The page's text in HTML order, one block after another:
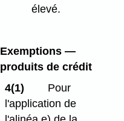
élevé.
Exemptions —
produits de crédit
4(1)
Pour
l'application de